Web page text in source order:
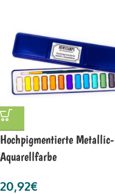
Hochpigmentierte Metallic-
Aquarellfarbe
20,92€